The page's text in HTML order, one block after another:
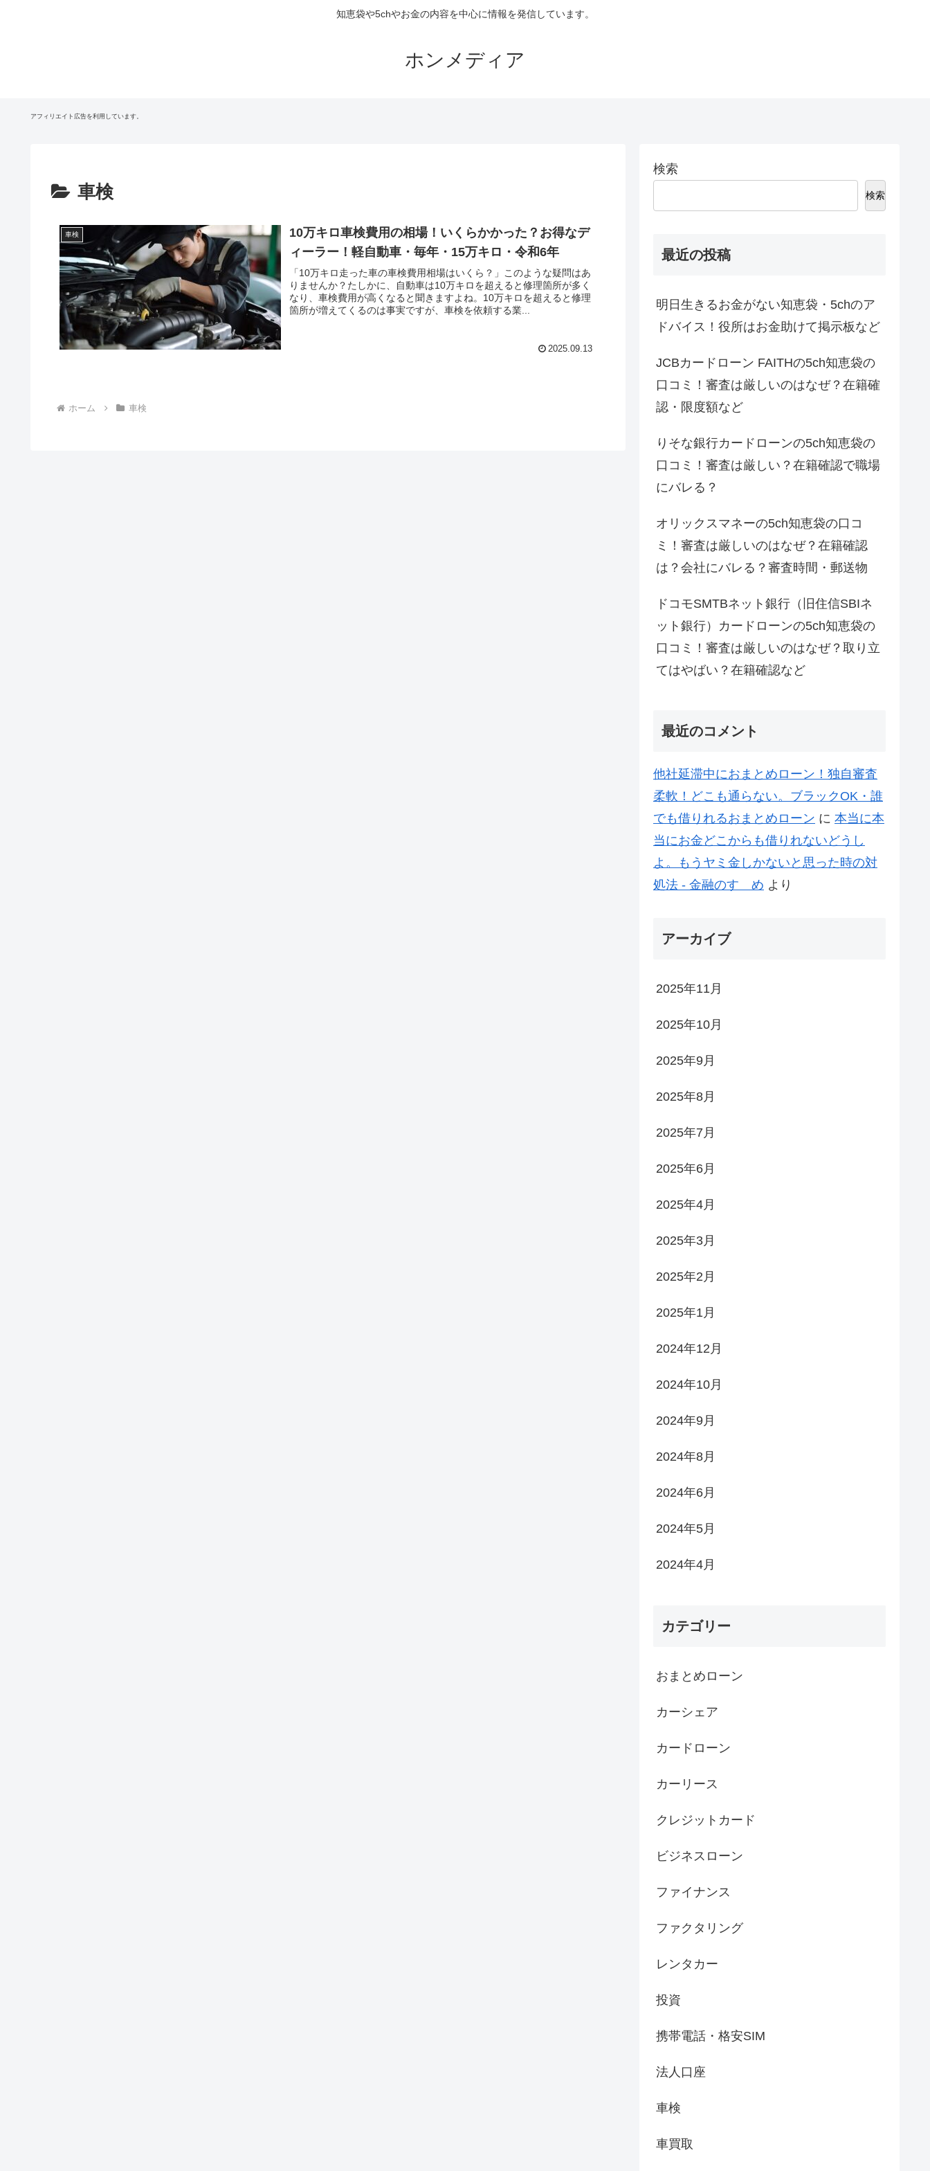
知恵袋や5chやお金の内容を中心に情報を発信しています。
ホンメディア
アフィリエイト広告を利用しています。
車検
車検
10万キロ車検費用の相場！いくらかかった？お得なデ
ィーラー！軽自動車・毎年・15万キロ・令和6年
「10万キロ走った車の車検費用相場はいくら？」このような疑問はあ
りませんか？たしかに、自動車は10万キロを超えると修理箇所が多く
なり、車検費用が高くなると聞きますよね。10万キロを超えると修理
箇所が増えてくるのは事実ですが、車検を依頼する業...
2025.09.13
ホーム 車検
検索
検索
最近の投稿
明日生きるお金がない知恵袋・5chのア
ドバイス！役所はお金助けて掲示板など
JCBカードローン FAITHの5ch知恵袋の
口コミ！審査は厳しいのはなぜ？在籍確
認・限度額など
りそな銀行カードローンの5ch知恵袋の
口コミ！審査は厳しい？在籍確認で職場
にバレる？
オリックスマネーの5ch知恵袋の口コ
ミ！審査は厳しいのはなぜ？在籍確認
は？会社にバレる？審査時間・郵送物
ドコモSMTBネット銀行（旧住信SBIネ
ット銀行）カードローンの5ch知恵袋の
口コミ！審査は厳しいのはなぜ？取り立
てはやばい？在籍確認など
最近のコメント
他社延滞中におまとめローン！独自審査
柔軟！どこも通らない。ブラックOK・誰
でも借りれるおまとめローン に 本当に本
当にお金どこからも借りれないどうし
よ。もうヤミ金しかないと思った時の対
処法 - 金融のすゝめ より
アーカイブ
2025年11月
2025年10月
2025年9月
2025年8月
2025年7月
2025年6月
2025年4月
2025年3月
2025年2月
2025年1月
2024年12月
2024年10月
2024年9月
2024年8月
2024年6月
2024年5月
2024年4月
カテゴリー
おまとめローン
カーシェア
カードローン
カーリース
クレジットカード
ビジネスローン
ファイナンス
ファクタリング
レンタカー
投資
携帯電話・格安SIM
法人口座
車検
車買取